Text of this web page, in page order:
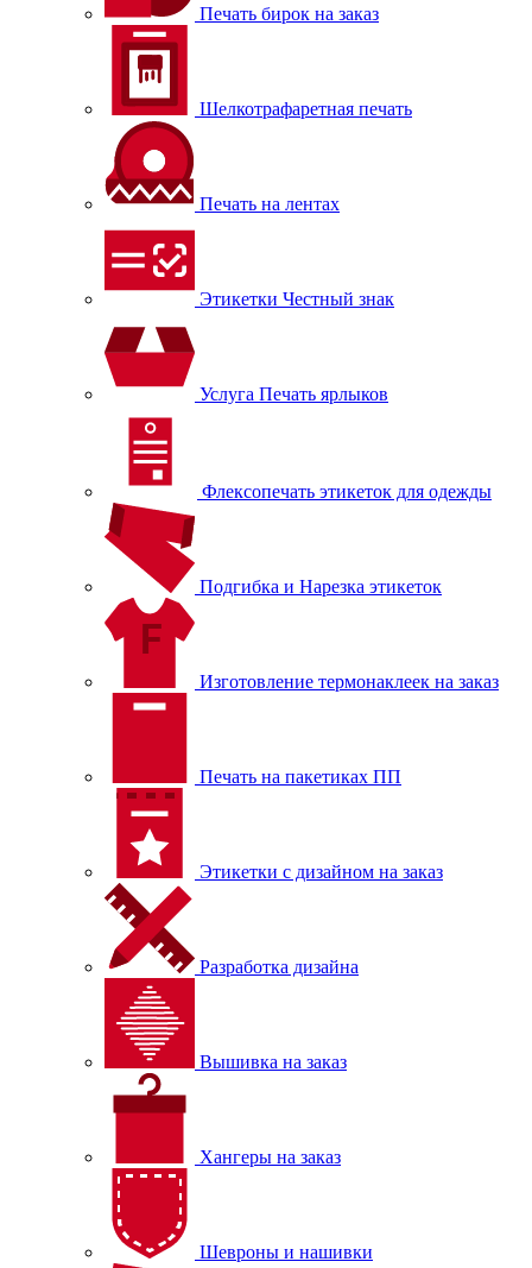
Печать бирок на заказ
Шелкотрафаретная печать
Печать на лентах
Этикетки Честный знак
Услуга Печать ярлыков
Флексопечать этикеток для одежды
Подгибка и Нарезка этикеток
Изготовление термонаклеек на заказ
Печать на пакетиках ПП
Этикетки с дизайном на заказ
Разработка дизайна
Вышивка на заказ
Хангеры на заказ
Шевроны и нашивки